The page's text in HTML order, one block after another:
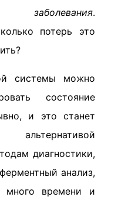
.
потерь это
системы можно
состояние
и это станет
диагностики,
анализ,
много времени и